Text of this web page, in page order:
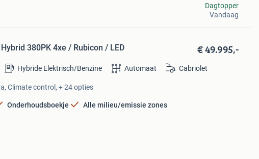
Dagtopper
Vandaag
380PK 4xe / Rubicon / LED € 49.995,-
Hybride Elektrisch/Benzine Automaat Cabriolet
Climate control, + 24 opties
Onderhoudsboekje Alle milieu/emissie zones